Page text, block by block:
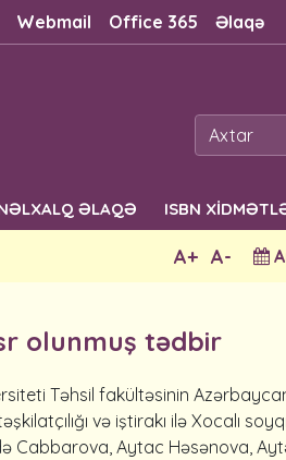
Webmail Office 365 Əlaqə
ƏLAQƏ ISBN
A-
A+
olunmuş tədbir
Təhsil fakültəsinin
və iştirakı ilə Xocalı
Cabbarova, Aytac Həsənova,